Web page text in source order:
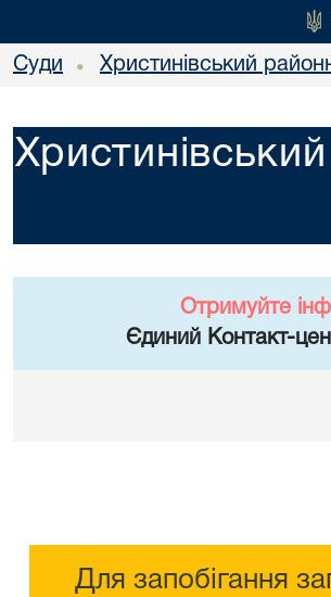
Суди • Христинівський
Отримуйте
Єдиний Контакт-
Для запобігання